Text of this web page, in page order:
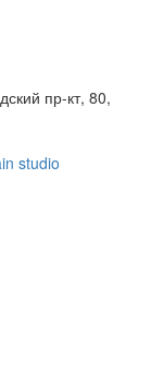
пр-кт, 80,
studio